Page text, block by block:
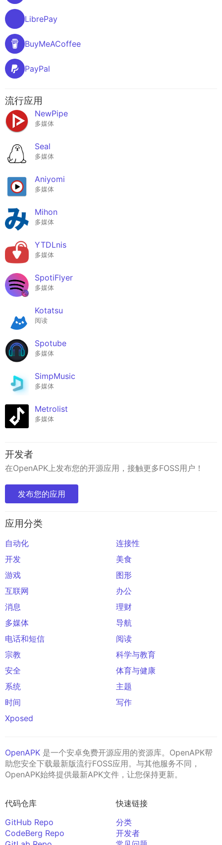
LibrePay
BuyMeACoffee
PayPal
流行应用
NewPipe
多媒体
Seal
多媒体
Aniyomi
多媒体
Mihon
多媒体
YTDLnis
多媒体
SpotiFlyer
多媒体
Kotatsu
阅读
Spotube
多媒体
SimpMusic
多媒体
Metrolist
多媒体
开发者
在OpenAPK上发布您的开源应用，接触更多FOSS用户！
发布您的应用
应用分类
自动化
连接性
开发
美食
游戏
图形
互联网
办公
消息
理财
多媒体
导航
电话和短信
阅读
宗教
科学与教育
安全
体育与健康
系统
主题
时间
写作
Xposed
OpenAPK 是一个安卓免费开源应用的资源库。OpenAPK帮
助您安全下载最新版流行FOSS应用。与其他服务不同，
OpenAPK始终提供最新APK文件，让您保持更新。
代码仓库
GitHub Repo
CodeBerg Repo
快速链接
分类
开发者